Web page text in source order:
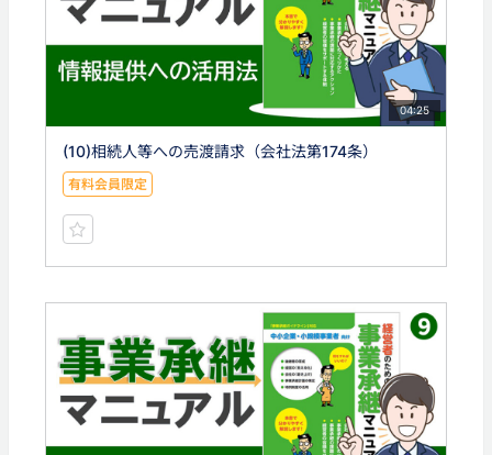
04:25
(10)相続人等への売渡請求（会社法第174条）
有料会員限定